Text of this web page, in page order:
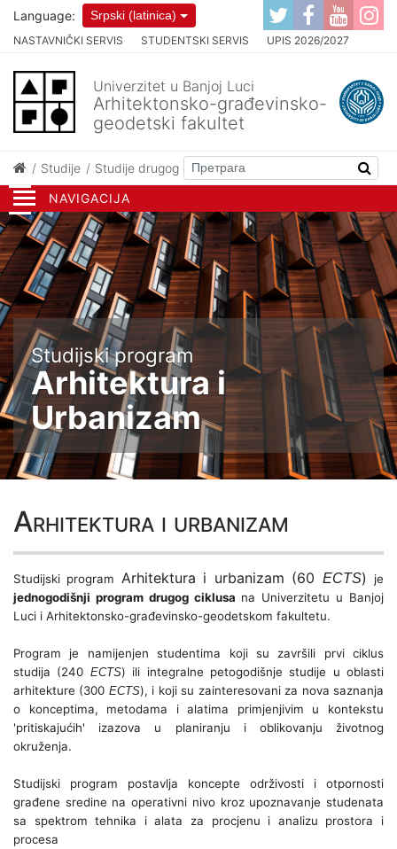
NAVIGACIJA
NASTAVNIČKI SERVIS STUDENTSKI SERVIS UPIS 2026/2027
Language: Srpski (latinica)
Univerzitet u Banjoj Luci
Arhitektonsko-građevinsko-
geodetski fakultet
Studije Studije drugog ciklusa Arhitektura i urbanizam
Studijski program
Arhitektura i
Urbanizam
Arhitektura i urbanizam
Studijski program Arhitektura i urbanizam (60 ECTS)
je
jednogodišnji program drugog ciklusa na Univerzitetu u Banjoj
Luci i Arhitektonsko-građevinsko-geodetskom fakultetu.
Program je namijenjen studentima koji su završili prvi ciklus
studija (240 ECTS) ili integralne petogodišnje studije u oblasti
arhitekture (300 ECTS), i koji su zainteresovani za nova saznanja
o konceptima, metodama i alatima primjenjivim u kontekstu
'pritiskajućih' izazova u planiranju i oblikovanju životnog
okruženja.
Studijski program postavlja koncepte održivosti i otpornosti
građene sredine na operativni nivo kroz upoznavanje studenata
sa spektrom tehnika i alata za procjenu i analizu prostora i
procesa